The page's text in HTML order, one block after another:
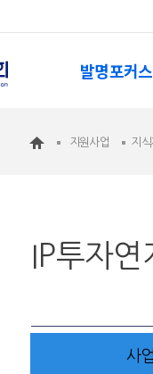
발명포커스
지원사업 지
IP투자
사